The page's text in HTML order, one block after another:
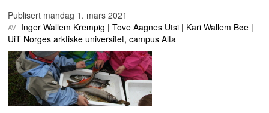
Publisert mandag 1. mars 2021
Inger Wallem Krempig
Tove Aagnes Utsi
Kari Wallem Bøe
UiT Norges arktiske universitet, campus Alta